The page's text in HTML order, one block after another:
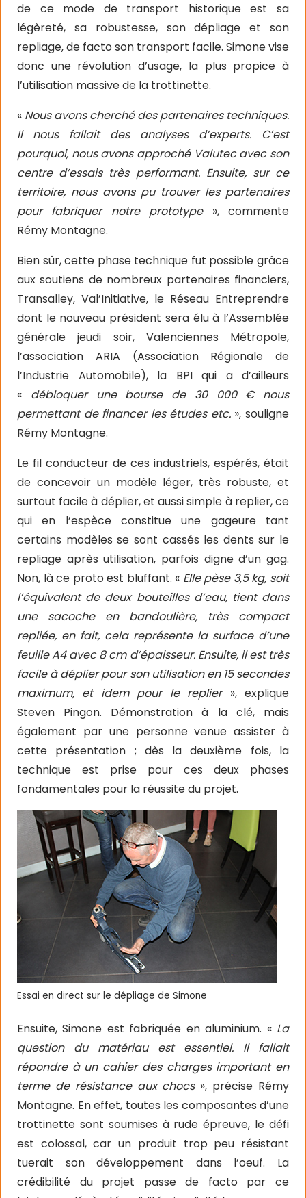
de ce mode de transport historique est sa
légèreté, sa robustesse, son dépliage et son
repliage, de facto son transport facile. Simone vise
donc une révolution d’usage, la plus propice à
l’utilisation massive de la trottinette.
« Nous avons cherché des partenaires techniques.
Il nous fallait des analyses d’experts. C’est
pourquoi, nous avons approché Valutec avec son
centre d’essais très performant. Ensuite, sur ce
territoire, nous avons pu trouver les partenaires
pour fabriquer notre prototype », commente
Rémy Montagne.
Bien sûr, cette phase technique fut possible grâce
aux soutiens de nombreux partenaires financiers,
Transalley, Val’Initiative, le Réseau Entreprendre
dont le nouveau président sera élu à l’Assemblée
générale jeudi soir, Valenciennes Métropole,
l’association ARIA (Association Régionale de
l’Industrie Automobile), la BPI qui a d’ailleurs
« débloquer une bourse de 30 000 € nous
permettant de financer les études etc.», souligne
Rémy Montagne.
Le fil conducteur de ces industriels, espérés, était
de concevoir un modèle léger, très robuste, et
surtout facile à déplier, et aussi simple à replier, ce
qui en l’espèce constitue une gageure tant
certains modèles se sont cassés les dents sur le
repliage après utilisation, parfois digne d’un gag.
Non, là ce proto est bluffant. « Elle pèse 3,5 kg, soit
l’équivalent de deux bouteilles d’eau, tient dans
une sacoche en bandoulière, très compact
repliée, en fait, cela représente la surface d’une
feuille A4 avec 8 cm d’épaisseur. Ensuite, il est très
facile à déplier pour son utilisation en 15 secondes
maximum, et idem pour le replier », explique
Steven Pingon. Démonstration à la clé, mais
également par une personne venue assister à
cette présentation ; dès la deuxième fois, la
technique est prise pour ces deux phases
fondamentales pour la réussite du projet.
Essai en direct sur le dépliage de Simone
Ensuite, Simone est fabriquée en aluminium. «La
question du matériau est essentiel. Il fallait
répondre à un cahier des charges important en
terme de résistance aux chocs», précise Rémy
Montagne. En effet, toutes les composantes d’une
trottinette sont soumises à rude épreuve, le défi
est colossal, car un produit trop peu résistant
tuerait son développement dans l’oeuf. La
crédibilité du projet passe de facto par ce